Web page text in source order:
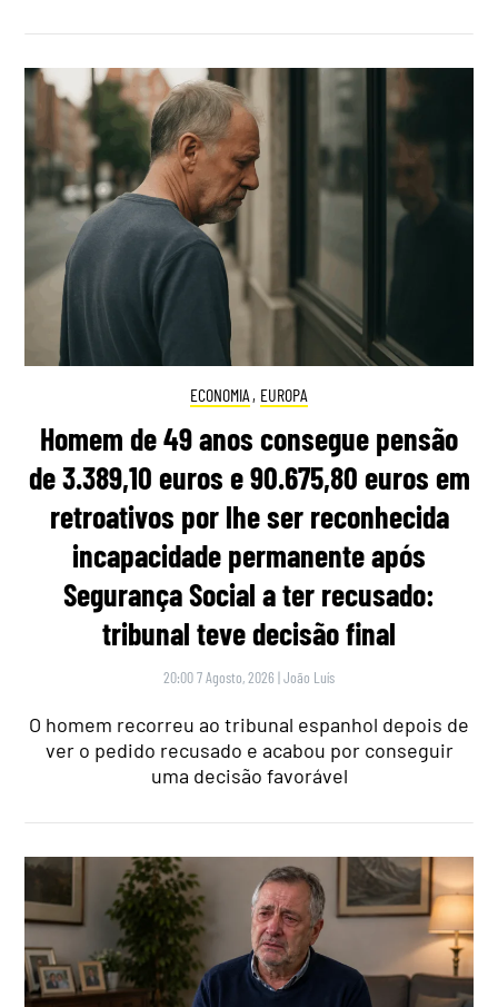
ECONOMIA , EUROPA
Homem de 49 anos consegue pensão
de 3.389,10 euros e 90.675,80 euros em
retroativos por lhe ser reconhecida
incapacidade permanente após
Segurança Social a ter recusado:
tribunal teve decisão final
20:00 7 Agosto, 2026 |João Luís
O homem recorreu ao tribunal espanhol depois de
ver o pedido recusado e acabou por conseguir
uma decisão favorável